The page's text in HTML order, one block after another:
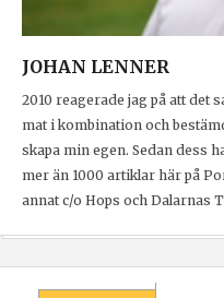
JOHAN LENNER
2010 reagerade jag på att det
mat i kombination och
skapa min egen. Sedan dess
mer än 1000 artiklar här på
annat c/o Hops och Dalarnas